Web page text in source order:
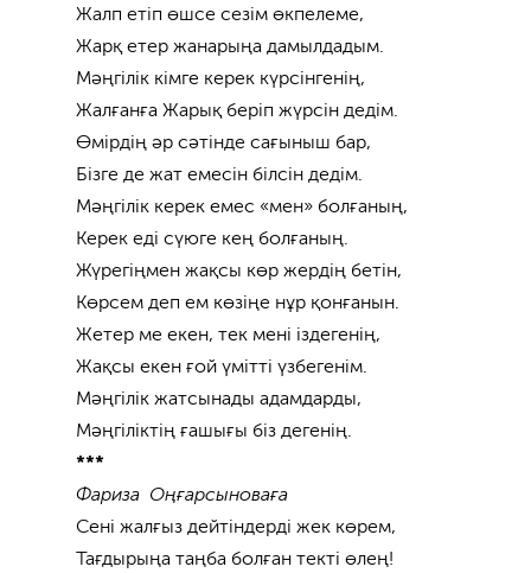
Жалп етіп өшсе сезім өкпелеме,
Жарқ етер жанарыңа дамылдадым.
Мәңгілік кімге керек күрсінгенің,
Жалғанға Жарық беріп жүрсін дедім.
Өмірдің әр сәтінде сағыныш бар,
Бізге де жат емесін білсін дедім.
Мәңгілік керек емес «мен» болғаның,
Керек еді сүюге кең болғаның.
Жүрегіңмен жақсы көр жердің бетін,
Көрсем деп ем көзіңе нұр қонғанын.
Жетер ме екен, тек мені іздегенің,
Жақсы екен ғой үмітті үзбегенім.
Мәңгілік жатсынады адамдарды,
Мәңгіліктің ғашығы біз дегенің.
***
Фариза Оңғарсыноваға
Сені жалғыз дейтіндерді жек көрем,
Тағдырыңа таңба болған текті өлең!